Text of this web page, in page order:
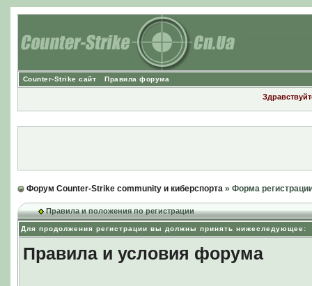
Counter-Strike сайт Правила форума
Форум Counter-Strike community и киберспорта» Форма
Правила и положения по регистрации
Для продолжения регистрации вы должны принять нижеследующее:
Правила и условия форума